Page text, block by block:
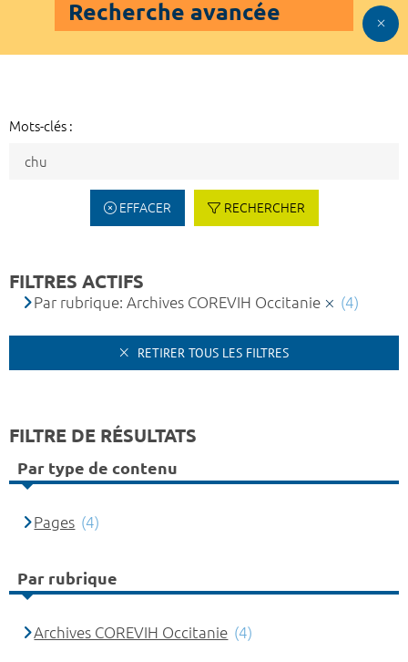
Recherche avancée
Mots-clés :
EFFACER RECHERCHER
FILTRES ACTIFS
Par rubrique: Archives COREVIH Occitanie (4)
RETIRER TOUS LES FILTRES
FILTRE DE RÉSULTATS
Par type de contenu
Pages (4)
Par rubrique
Archives COREVIH Occitanie (4)